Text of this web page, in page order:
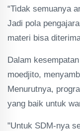
“Tidak semuanya
Jadi pola
materi bisa
Dalam
moedjito,
Menurutnya,
yang baik untuk
"Untuk SDM-nya